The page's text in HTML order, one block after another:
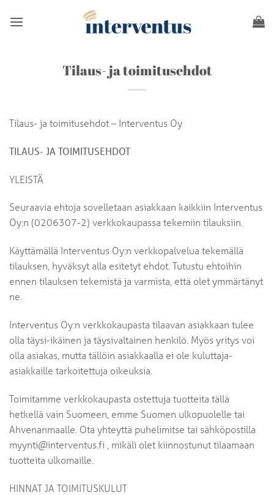
Tilaus- ja toimitusehdot
Tilaus- ja toimitusehdot – Interventus Oy
TILAUS- JA TOIMITUSEHDOT
YLEISTÄ
Seuraavia ehtoja sovelletaan asiakkaan kaikkiin Interventus
Oy:n (0206307-2) verkkokaupassa tekemiin tilauksiin.
Käyttämällä Interventus Oy:n verkkopalvelua tekemällä
tilauksen, hyväksyt alla esitetyt ehdot. Tutustu ehtoihin
ennen tilauksen tekemistä ja varmista, että olet ymmärtänyt
ne.
Interventus Oy:n verkkokaupasta tilaavan asiakkaan tulee
olla täysi-ikäinen ja täysivaltainen henkilö. Myös yritys voi
olla asiakas, mutta tällöin asiakkaalla ei ole kuluttaja-
asiakkaille tarkoitettuja oikeuksia.
Toimitamme verkkokaupasta ostettuja tuotteita tällä
hetkellä vain Suomeen, emme Suomen ulkopuolelle tai
Ahvenanmaalle. Ota yhteyttä puhelimitse tai sähköpostilla
myynti@interventus.fi , mikäli olet kiinnostunut tilaamaan
tuotteita ulkomaille.
HINNAT JA TOIMITUSKULUT